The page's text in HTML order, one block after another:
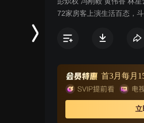
72家房客上演生活百态，斗
首3月每月
立